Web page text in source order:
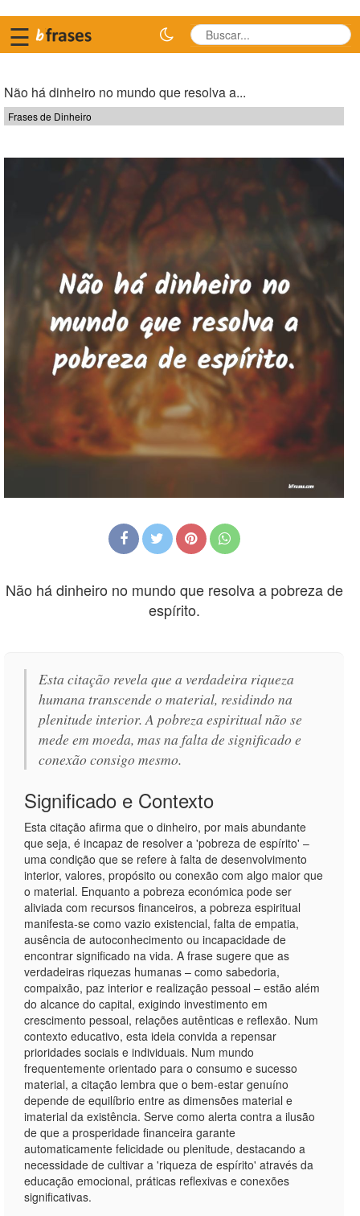
☰
Não há dinheiro no mundo que resolva a...
Frases de Dinheiro
Não há dinheiro no mundo que resolva a pobreza de
espírito.
Esta citação revela que a verdadeira riqueza
humana transcende o material, residindo na
plenitude interior. A pobreza espiritual não se
mede em moeda, mas na falta de significado e
conexão consigo mesmo.
Significado e Contexto
Esta citação afirma que o dinheiro, por mais abundante
que seja, é incapaz de resolver a 'pobreza de espírito' –
uma condição que se refere à falta de desenvolvimento
interior, valores, propósito ou conexão com algo maior que
o material. Enquanto a pobreza económica pode ser
aliviada com recursos financeiros, a pobreza espiritual
manifesta-se como vazio existencial, falta de empatia,
ausência de autoconhecimento ou incapacidade de
encontrar significado na vida. A frase sugere que as
verdadeiras riquezas humanas – como sabedoria,
compaixão, paz interior e realização pessoal – estão além
do alcance do capital, exigindo investimento em
crescimento pessoal, relações autênticas e reflexão. Num
contexto educativo, esta ideia convida a repensar
prioridades sociais e individuais. Num mundo
frequentemente orientado para o consumo e sucesso
material, a citação lembra que o bem-estar genuíno
depende de equilíbrio entre as dimensões material e
imaterial da existência. Serve como alerta contra a ilusão
de que a prosperidade financeira garante
automaticamente felicidade ou plenitude, destacando a
necessidade de cultivar a 'riqueza de espírito' através da
educação emocional, práticas reflexivas e conexões
significativas.